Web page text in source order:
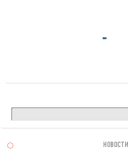
НОВОСТИ